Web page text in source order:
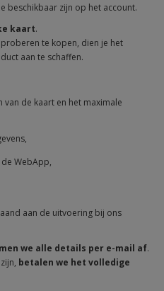
beschikbaar zijn op het account.
kaart.
te kopen, dien je het
aan te schaffen.
de kaart en het maximale
WebApp,
aan de uitvoering bij ons
we alle details per e-mail af.
betalen we het volledige